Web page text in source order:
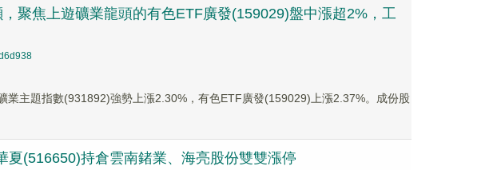
聚焦上遊礦業龍頭的有色ETF廣發(159029)盤中漲超2%，工
主題指數(931892)強勢上漲2.30%，有色ETF廣發(159029)上漲2.37%。成份股
(516650)持倉雲南鍺業、海亮股份雙雙漲停